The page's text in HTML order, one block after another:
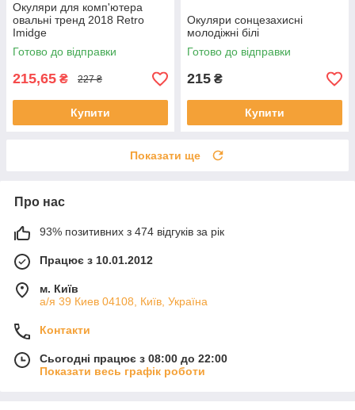
Окуляри для комп'ютера
овальні тренд 2018 Retro
Imidge
Готово до відправки
215,65 ₴ 227 ₴
Купити
Окуляри сонцезахисні
молодіжні білі
Готово до відправки
215 ₴
Купити
Показати ще
Про нас
93% позитивних з 474 відгуків за рік
Працює з 10.01.2012
м. Київ
а/я 39 Киев 04108, Київ, Україна
Контакти
Сьогодні працює з 08:00 до 22:00
Показати весь графік роботи